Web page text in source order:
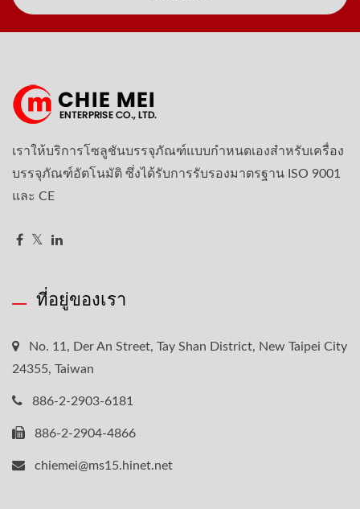
เราให้บริการโซลูชันบรรจุภัณฑ์แบบกำหนดเองสำหรับเครื่อง
บรรจุภัณฑ์อัตโนมัติ ซึ่งได้รับการรับรองมาตรฐาน ISO 9001
และ CE
ที่อยู่ของเรา
No. 11, Der An Street, Tay Shan District, New Taipei City
24355, Taiwan
886-2-2903-6181
886-2-2904-4866
chiemei@ms15.hinet.net